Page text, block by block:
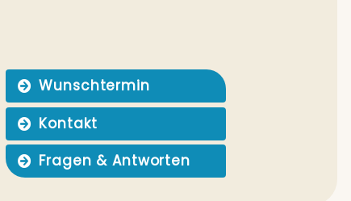
Wunsch­ter­min
Kon­takt
Fra­gen & Antworten